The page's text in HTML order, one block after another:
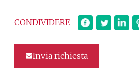
CONDIVIDERE
Invia richiesta